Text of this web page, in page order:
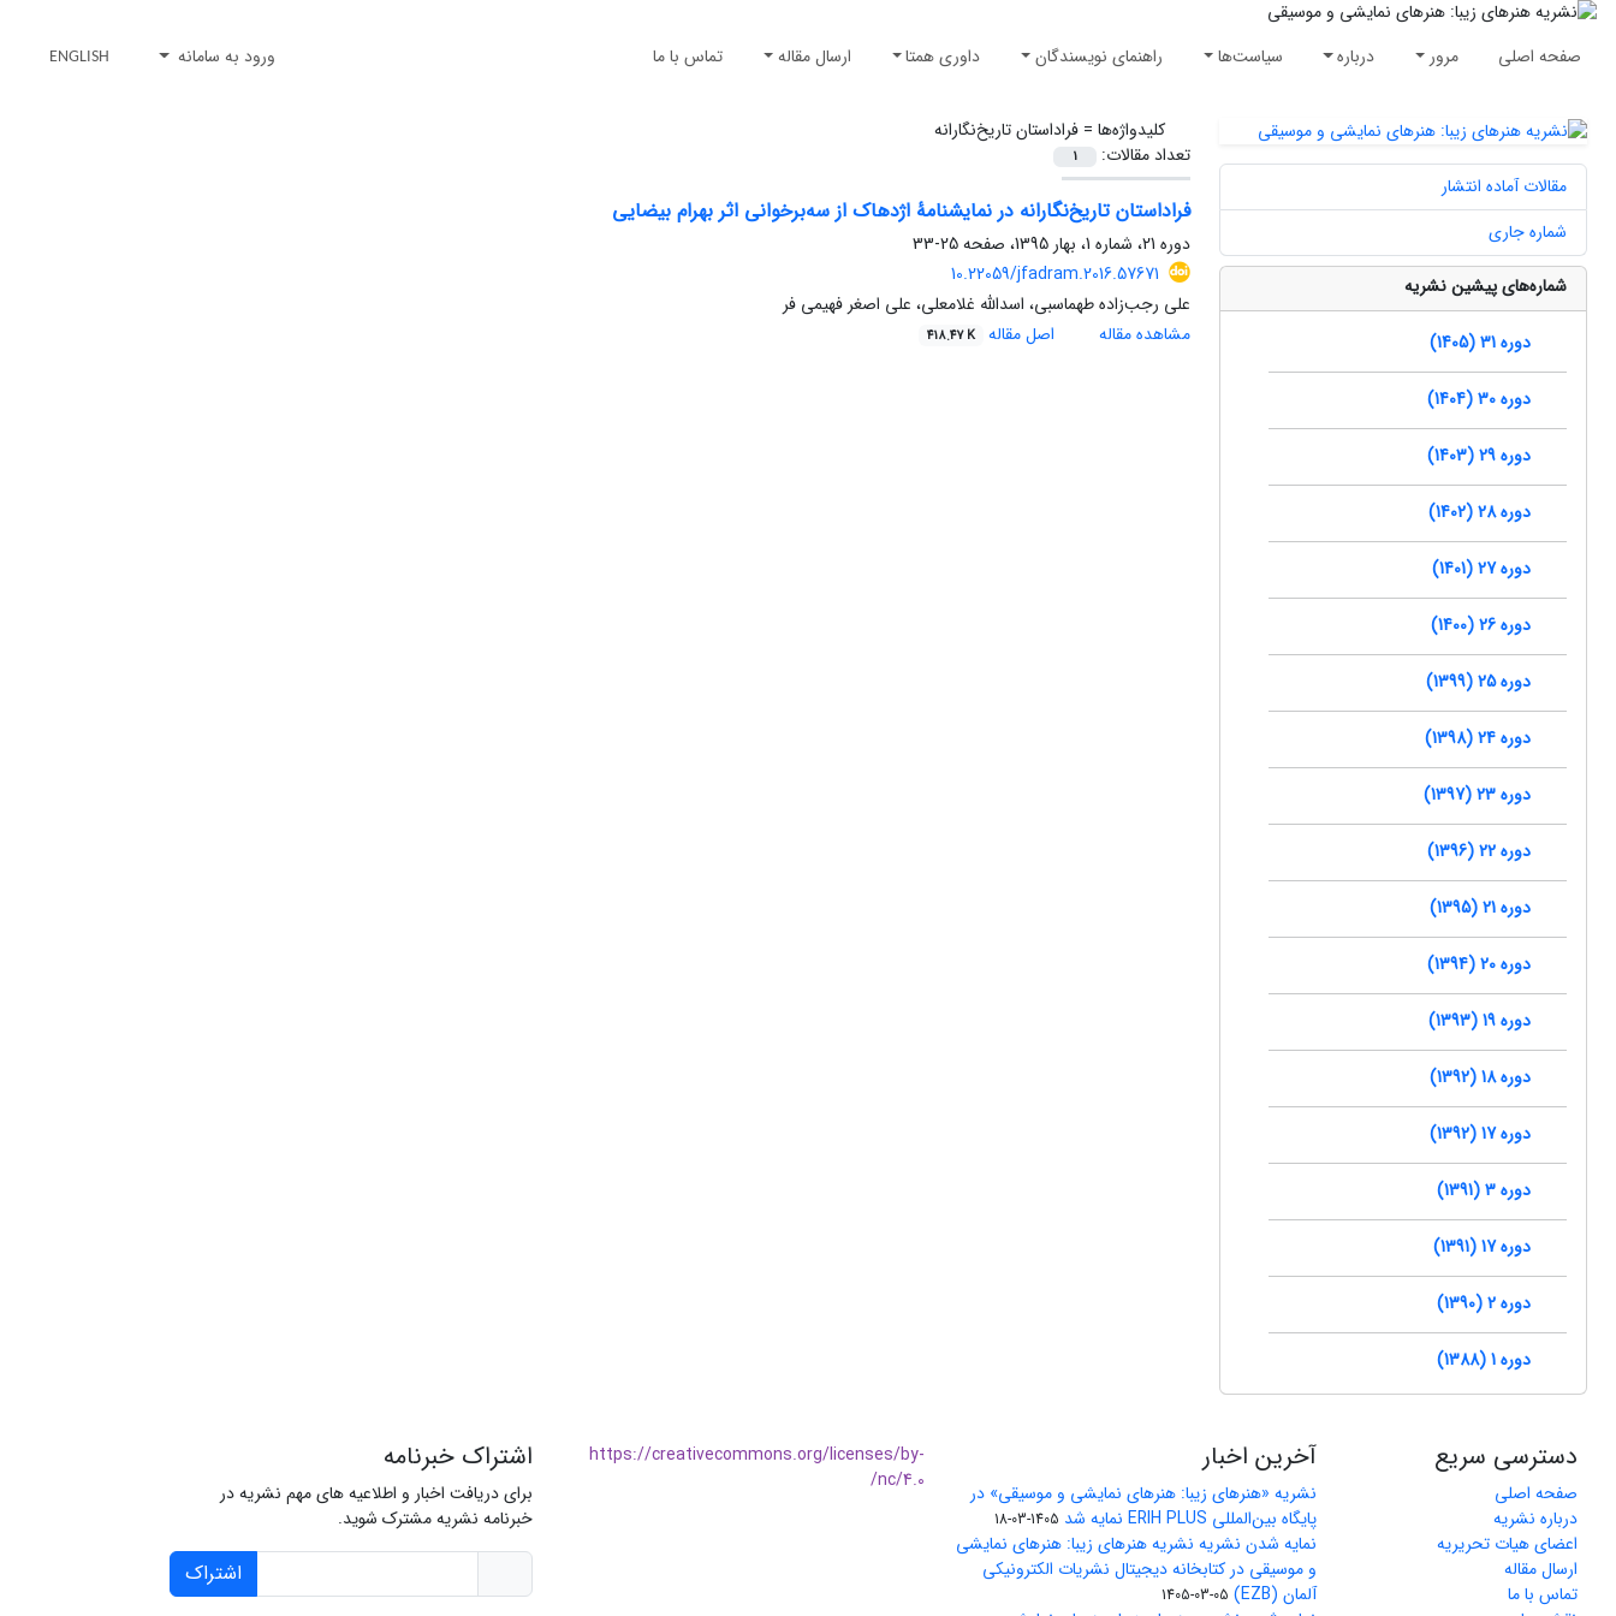
صفحه اصلی مرور درباره سیاست‌ها راهنمای نویسندگان داوری همتا ارسال مقاله تماس با ما ورود به سامانه ENGLISH
کلیدواژه‌ها =فراداستان تاریخ‌نگارانه
تعداد مقالات:
1
فراداستان تاریخ‌نگارانه در نمایشنامۀ اژدهاک از سه‌برخوانی اثر بهرام بیضایی
دوره 21، شماره 1، بهار 1395، صفحه
25-33
10.22059/jfadram.2016.57671
علی رجب‌زاده طهماسبی، اسدالله غلامعلی، علی اصغر فهیمی فر
مشاهده مقاله
اصل مقاله 418.47 K
مقالات آماده انتشار
شماره جاری
شماره‌های پیشین نشریه
دوره 31 (1405)
دوره 30 (1404)
دوره 29 (1403)
دوره 28 (1402)
دوره 27 (1401)
دوره 26 (1400)
دوره 25 (1399)
دوره 24 (1398)
دوره 23 (1397)
دوره 22 (1396)
دوره 21 (1395)
دوره 20 (1394)
دوره 19 (1393)
دوره 18 (1392)
دوره 17 (1392)
دوره 3 (1391)
دوره 17 (1391)
دوره 2 (1390)
دوره 1 (1388)
دسترسی سریع
صفحه اصلی
درباره نشریه
اعضای هیات تحریریه
ارسال مقاله
تماس با ما
آخرین اخبار
نشریه «هنرهای زیبا: هنرهای نمایشی و موسیقی» در
پایگاه بین‌المللی ERIH PLUS نمایه شد
1405-03-18
نمایه شدن نشریه نشریه هنرهای زیبا: هنرهای نمایشی
و موسیقی در کتابخانه دیجیتال نشریات الکترونیکی
آلمان (EZB)
1405-03-05
https://creativecommons.org/licenses/by-
nc/4.0/
اشتراک خبرنامه
برای دریافت اخبار و اطلاعیه های مهم نشریه در
خبرنامه نشریه مشترک شوید.
اشتراک